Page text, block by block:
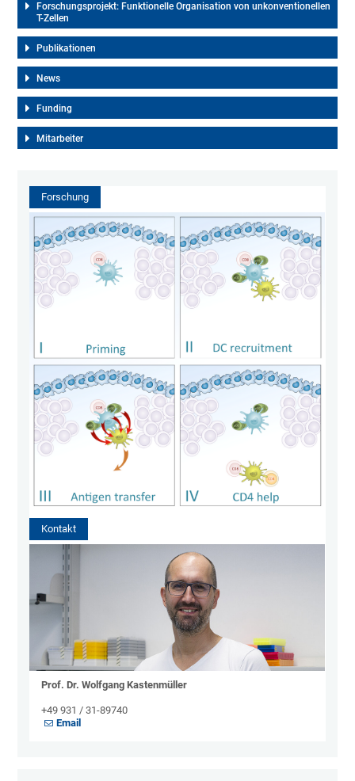
Forschungsprojekt: Funktionelle Organisation von unkonventionellen
T-Zellen
Publikationen
News
Funding
Mitarbeiter
Forschung
Kontakt
Prof. Dr. Wolfgang Kastenmüller
+49 931 / 31-89740
Email